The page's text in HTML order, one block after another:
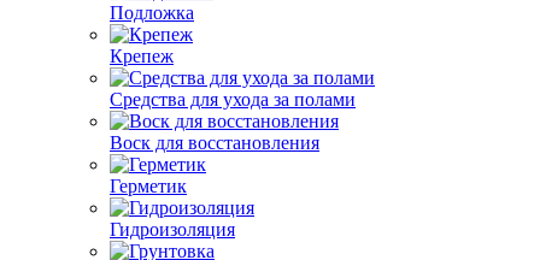
Подложка
Крепеж
Средства для ухода за полами
Воск для восстановления
Герметик
Гидроизоляция